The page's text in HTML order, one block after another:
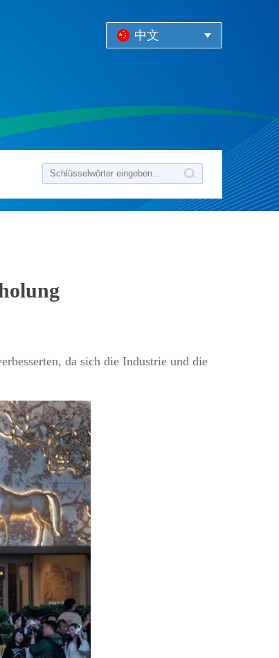
中文
da sich die Industrie und die